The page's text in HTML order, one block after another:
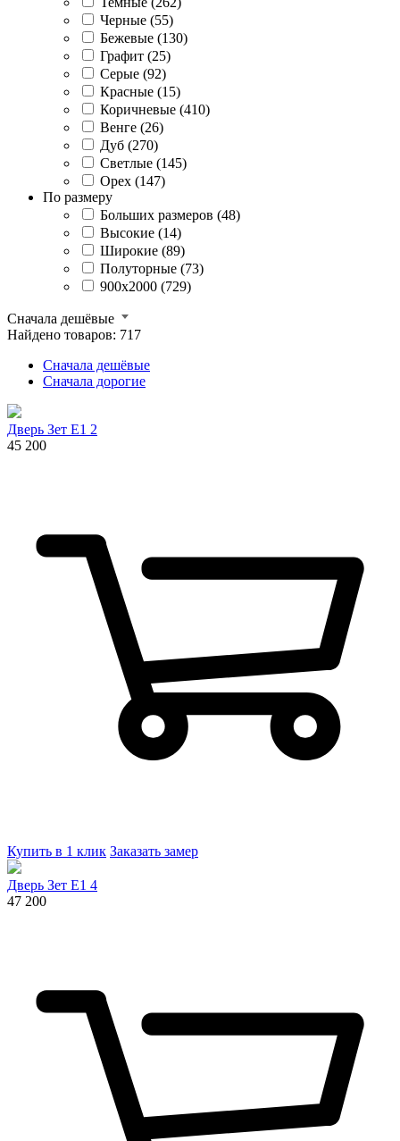
Черные (55)
Бежевые (130)
Графит (25)
Серые (92)
Красные (15)
Коричневые (410)
Венге (26)
Дуб (270)
Светлые (145)
Орех (147)
По размеру
Больших размеров (48)
Высокие (14)
Широкие (89)
Полуторные (73)
900x2000 (729)
Сначала дешёвые
Найдено товаров: 717
Сначала дешёвые
Сначала дорогие
Дверь Зет E1 2
45 200
Купить в 1 клик Заказать замер
Дверь Зет E1 4
47 200